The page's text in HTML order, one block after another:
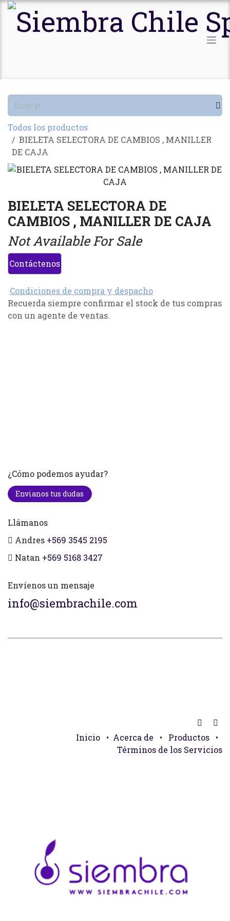
Ir al contenido
Todos los productos
BIELETA SELECTORA DE CAMBIOS , MANILLER
DE CAJA
BIELETA SELECTORA DE
CAMBIOS , MANILLER DE CAJA
Not Available For Sale
Contáctenos
Condiciones de compra y despacho
Recuerda siempre confirmar el stock de tus compras
con un agente de ventas.
¿Cómo podemos ayudar?
Envianos tus dudas
Llámanos
Andres +569 3545 2195
Natan +569 5168 3427
Envíenos un mensaje
info@siembrachile.com
Inicio • Acerca de • Productos
•
Términos de los Servicios